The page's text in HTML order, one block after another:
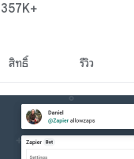
357K+
สิทธิ์ รีวิว